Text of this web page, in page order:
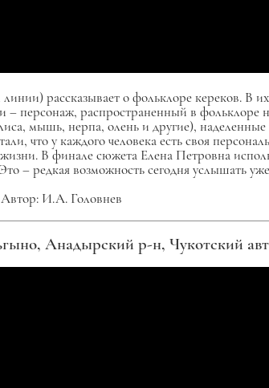
рассказывает о фольклоре кереков. В
– персонаж, распространенный в
мышь, нерпа, олень и другие), наделенные
что у каждого человека есть своя
жизни. В финале сюжета Елена Петровна
– редкая возможность сегодня услышать
Автор: И.А. Головнев
Анадырский р-н, Чукотский